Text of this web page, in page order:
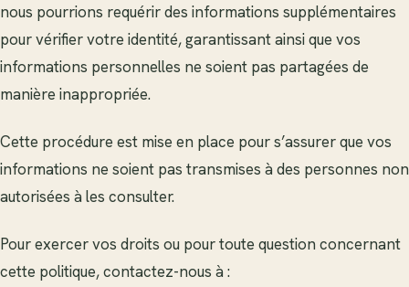
nous pourrions requérir des informations supplémentaires
pour vérifier votre identité, garantissant ainsi que vos
informations personnelles ne soient pas partagées de
manière inappropriée.
Cette procédure est mise en place pour s’assurer que vos
informations ne soient pas transmises à des personnes non
autorisées à les consulter.
Pour exercer vos droits ou pour toute question concernant
cette politique, contactez-nous à :